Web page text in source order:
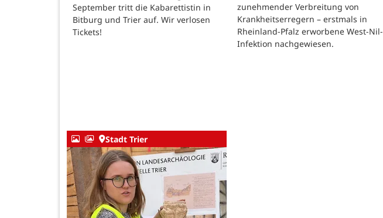
September tritt die Kabarettistin in
Bitburg und Trier auf. Wir verlosen
Tickets!
zunehmender Verbreitung von
Krankheitserregern – erstmals in
Rheinland-Pfalz erworbene West-Nil-
Infektion nachgewiesen.
Stadt Trier